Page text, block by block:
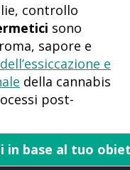
controllo
sono
sapore e
dell’essiccazione e
della cannabis
post-
in base al tuo